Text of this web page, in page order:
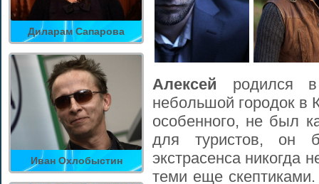
Диларам Сапарова
Иван Охлобыстин
Алексей родился
небольшой городок в
особенного, не был
для туристов, он
экстрасенса никогда
теми еще